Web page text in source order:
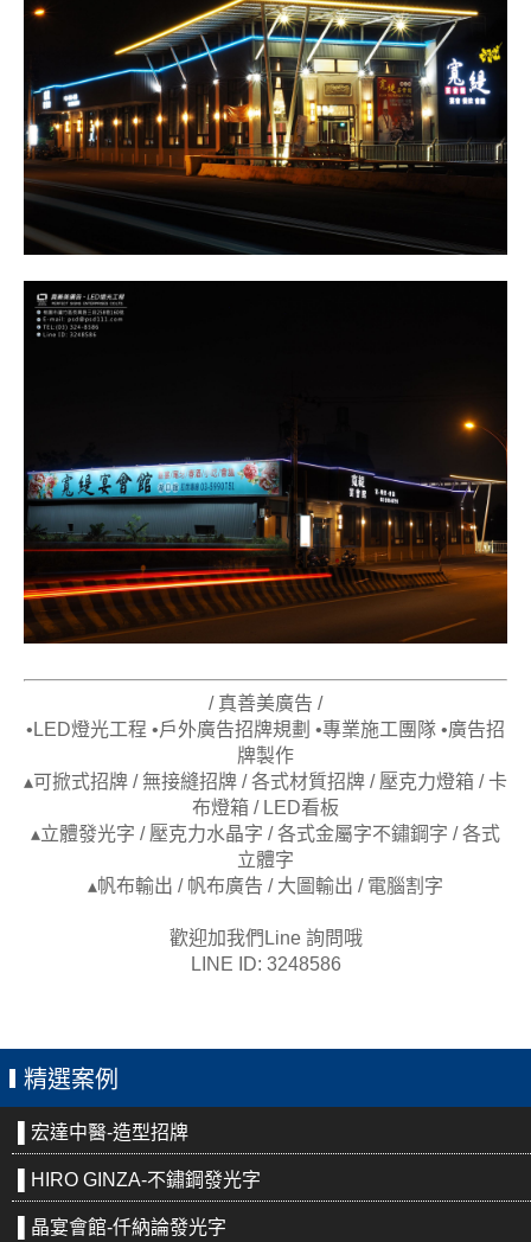
/ 真善美廣告 /
•LED燈光工程 •戶外廣告招牌規劃 •專業施工團隊 •廣告招
牌製作
▴可掀式招牌 / 無接縫招牌 / 各式材質招牌 / 壓克力燈箱 / 卡
布燈箱 / LED看板
▴立體發光字 / 壓克力水晶字 / 各式金屬字不鏽鋼字 / 各式
立體字
▴帆布輸出 / 帆布廣告 / 大圖輸出 / 電腦割字
歡迎加我們Line 詢問哦
LINE ID: 3248586
精選案例
▌宏達中醫-造型招牌
▌HIRO GINZA-不鏽鋼發光字
▌晶宴會館-仟納論發光字